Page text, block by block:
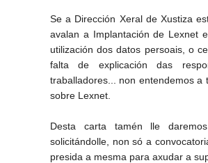
Se a Dirección Xeral de Xustiza
avalan a Implantación de Lexnet
utilización dos datos persoais, o
falta de explicación das
traballadores... non entendemos a
sobre Lexnet.
Desta carta tamén lle
solicitándolle, non só a
presida a mesma para axudar a